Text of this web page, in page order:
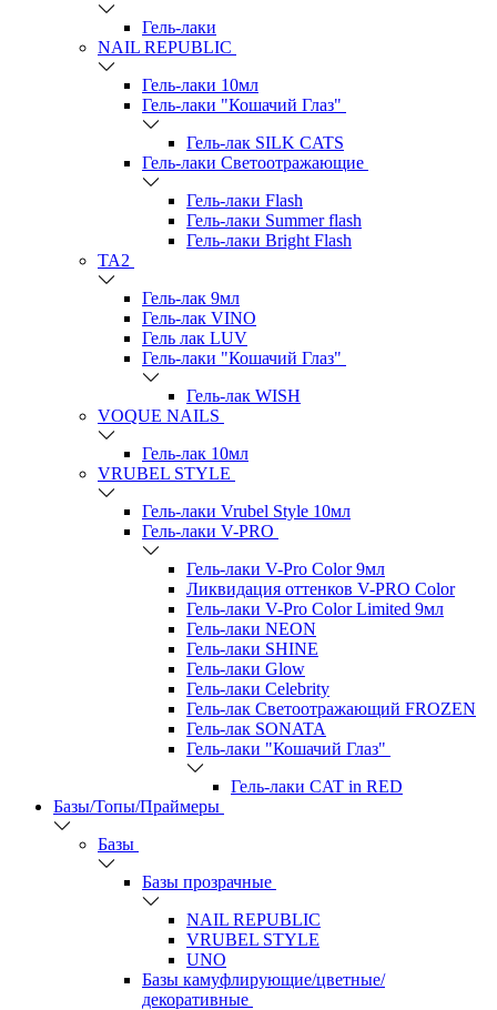
Гель-лаки
NAIL REPUBLIC
Гель-лаки 10мл
Гель-лаки "Кошачий Глаз"
Гель-лак SILK CATS
Гель-лаки Светоотражающие
Гель-лаки Flash
Гель-лаки Summer flash
Гель-лаки Bright Flash
TA2
Гель-лак 9мл
Гель-лак VINO
Гель лак LUV
Гель-лаки "Кошачий Глаз"
Гель-лак WISH
VOQUE NAILS
Гель-лак 10мл
VRUBEL STYLE
Гель-лаки Vrubel Style 10мл
Гель-лаки V-PRO
Гель-лаки V-Pro Color 9мл
Ликвидация оттенков V-PRO Color
Гель-лаки V-Pro Color Limited 9мл
Гель-лаки NEON
Гель-лаки SHINE
Гель-лаки Glow
Гель-лаки Celebrity
Гель-лак Светоотражающий FROZEN
Гель-лак SONATA
Гель-лаки "Кошачий Глаз"
Гель-лаки CAT in RED
Базы/Топы/Праймеры
Базы
Базы прозрачные
NAIL REPUBLIC
VRUBEL STYLE
UNO
Базы камуфлирующие/цветные/
декоративные